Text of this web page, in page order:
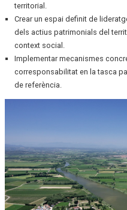
territorial.
Crear un espai definit de
dels actius patrimonials del
context social.
Implementar mecanismes
corresponsabilitat en la tasca
de referència.